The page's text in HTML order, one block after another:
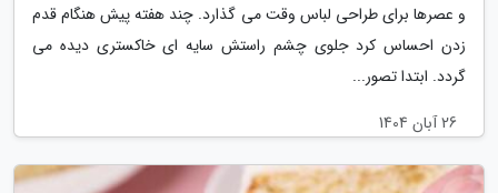
و عصرها برای طراحی لباس وقت می گذارد. چند هفته پیش هنگام قدم
زدن احساس کرد جلوی چشم راستش سایه ای خاکستری دیده می
گردد. ابتدا تصور...
26 آبان 1404